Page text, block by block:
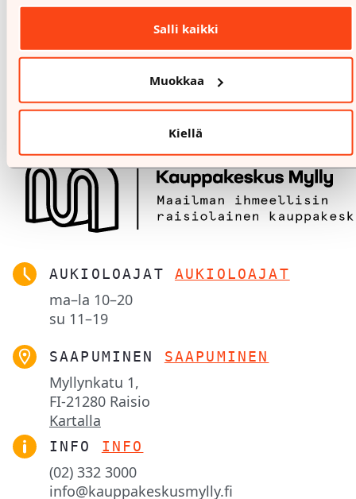
Salli kaikki
Muokkaa
Kiellä
tietosuojaselosteen
uutiskirjeitä, joissa markkinoidaan parhaita tarjouksia ja
kerrotaan kiinnostavista ajankohtaisuuksista, eikä koskaan
turhanpäiväisyyksistä.
AUKIOLOAJAT AUKIOLOAJAT
ma–la 10–20
su 11–19
SAAPUMINEN SAAPUMINEN
Myllynkatu 1,
FI-21280 Raisio
Kartalla
INFO INFO
(02) 332 3000
info@kauppakeskusmylly.fi